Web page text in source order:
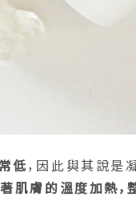
低，因此與其說是
肌膚的溫度加熱